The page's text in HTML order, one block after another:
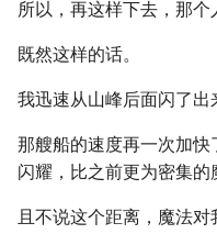
所以，再这样下去，那个
既然这样的话。
我迅速从山峰后面闪了出
那艘船的速度再一次加
闪耀，比之前更为密集的
且不说这个距离，魔法对